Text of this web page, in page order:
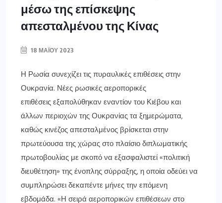
μέσω της επίσκεψης
απεσταλμένου της Κίνας
18 ΜΑΪ́ΟΥ 2023
Η Ρωσία συνεχίζει τις πυραυλικές επιθέσεις στην
Ουκρανία. Νέες ρωσικές αεροπορικές
επιθέσεις εξαπολύθηκαν εναντίον του Κιέβου και
άλλων περιοχών της Ουκρανίας τα ξημερώματα,
καθώς κινέζος απεσταλμένος βρίσκεται στην
πρωτεύουσα της χώρας στο πλαίσιο διπλωματικής
πρωτοβουλίας με σκοπό να εξασφαλιστεί «πολιτική
διευθέτηση» της ένοπλης σύρραξης, η οποία οδεύει να
συμπληρώσει δεκαπέντε μήνες την επόμενη
εβδομάδα. «Η σειρά αεροπορικών επιθέσεων στο